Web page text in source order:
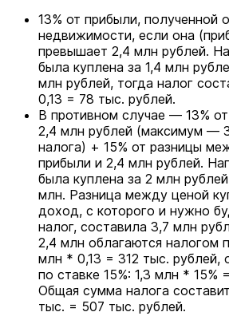
13% от прибыли, полученной
недвижимости, если она
превышает 2,4 млн рублей.
была куплена за 1,4 млн
млн рублей, тогда налог
0,13 = 78 тыс. рублей.
В противном случае — 13%
2,4 млн рублей (максимум —
налога) + 15% от разницы
прибыли и 2,4 млн рублей.
была куплена за 2 млн
млн. Разница между ценой
доход, с которого и нужно
налог, составила 3,7 млн
2,4 млн облагаются налогом
млн * 0,13 = 312 тыс. рублей,
по ставке 15%: 1,3 млн * 15%
Общая сумма налога
тыс. = 507 тыс. рублей.